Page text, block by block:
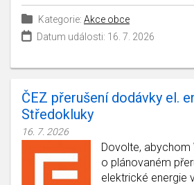
Kategorie: Akce obce
Datum události: 16. 7. 2026
ČEZ přerušení dodávky el.
Středokluky
16. 7. 2026
Dovolte,
o plánovaném
elektrické energie